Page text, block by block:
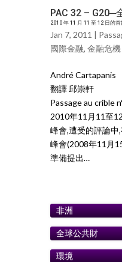
PAC 32 – G20─
2010 年 11 月 11 至 12 日的
Jan 7, 2011 |
國際金融, 金融危機
André Cartapanis
翻譯 邱崇軒
Passage au crible
2010年11月11至
峰會,遭受的評論
峰會(2008年11月
準備提出…
非洲
全球公共財
環境